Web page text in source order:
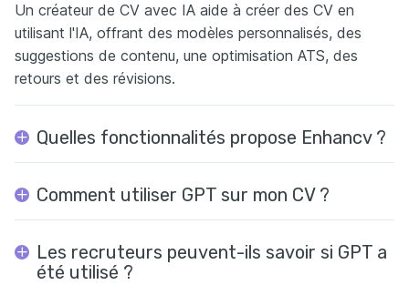
Un créateur de CV avec IA aide à créer des CV en
utilisant l'IA, offrant des modèles personnalisés, des
suggestions de contenu, une optimisation ATS, des
retours et des révisions.
Quelles fonctionnalités propose Enhancv ?
Comment utiliser GPT sur mon CV ?
Les recruteurs peuvent-ils savoir si GPT a
été utilisé ?